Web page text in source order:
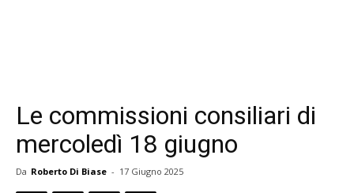
Le commissioni consiliari di
mercoledì 18 giugno
Da Roberto Di Biase - 17 Giugno 2025